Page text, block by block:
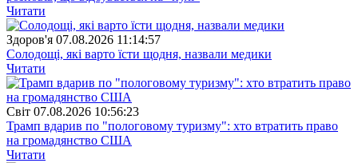
Читати
Здоров'я 07.08.2026 11:14:57
Солодощі, які варто їсти щодня, назвали медики
Читати
Свiт 07.08.2026 10:56:23
Трамп вдарив по "пологовому туризму": хто втратить право
на громадянство США
Читати